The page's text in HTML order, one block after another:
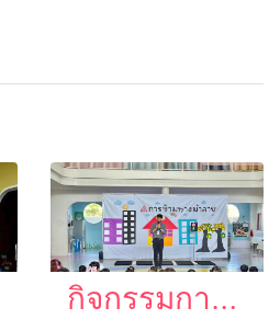
กิจกรรมการใช้รถใช้ถนนอย่างปลอดภัย